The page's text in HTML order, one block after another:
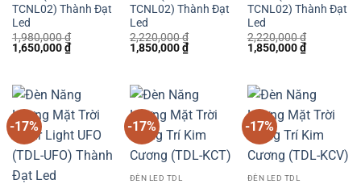
TCNL02) Thành Đạt
Led
1,980,000₫
Giá
gốc
1,650,000₫Giá
hiện
1,650,000 ₫.
TCNL02) Thành Đạt
Led
2,220,000₫
Giá
gốc
1,850,000₫Giá
hiện
1,850,000 ₫.
TCNL02) Thành Đạt
Led
2,220,000₫
Giá
gốc
1,850,000₫Giá
hiện
-17% -17%
ĐÈN LED TDL
-17%
ĐÈN LED TDL